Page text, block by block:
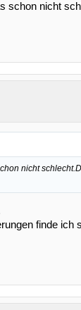
schon nicht
nicht
finde ich